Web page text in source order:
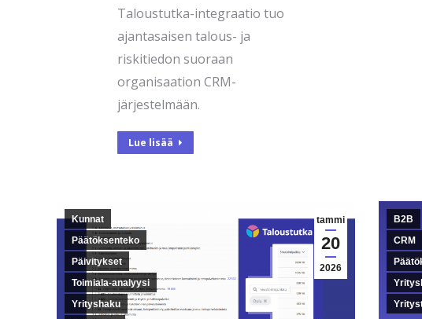
Taloustutka-integraatio tuo
ajantasaisen talous- ja
riskitiedon suoraan
organisaation CRM-
järjestelmään.
Lue lisää
tammi
20
2026
Kunnat
Päätöksenteko
Päivitykset
Toimiala-analyysi
Yrityshaku
B2B
CRM